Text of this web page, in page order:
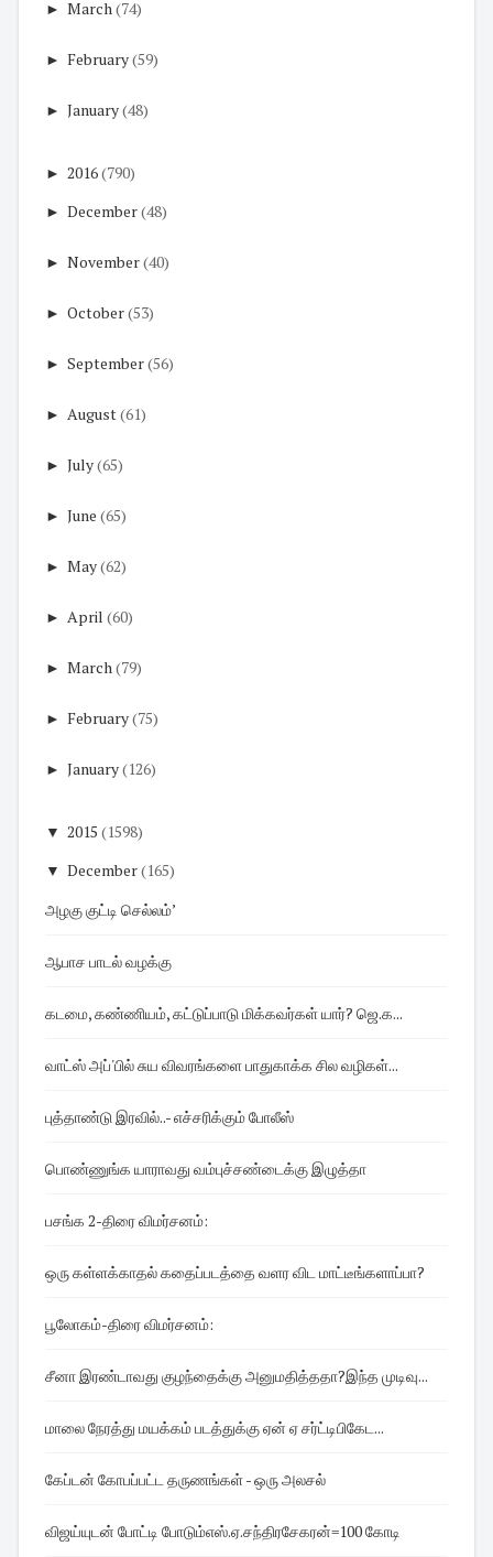
► March(74)
► February(59)
► January(48)
► 2016(790)
► December(48)
► November(40)
► October(53)
► September(56)
► August(61)
► July(65)
► June (65)
► May(62)
► April (60)
► March(79)
► February(75)
► January(126)
▼ 2015 (1598)
▼ December(165)
அழகு குட்டி செல்லம்’
ஆபாச பாடல் வழக்கு
கடமை, கண்ணியம், கட்டுப்பாடு மிக்கவர்கள் யார்? ஜெ.க...
வாட்ஸ் அப்'பில் சுய விவரங்களை பாதுகாக்க சில வழிகள்...
புத்தாண்டு இரவில்..- எச்சரிக்கும் போலீஸ்
பொண்ணுங்க யாராவது வம்புச்சண்டைக்கு இழுத்தா
பசங்க 2-திரை விமர்சனம்:
ஒரு கள்ளக்காதல் கதைப்படத்தை வளர விட மாட்டீங்களாப்பா?
பூலோகம்-திரை விமர்சனம்:
சீனா இரண்டாவது குழந்தைக்கு அனுமதித்ததா?இந்த முடிவு...
மாலை நேரத்து மயக்கம் படத்துக்கு ஏன் ஏ சர்ட்டிபிகேட...
கேப்டன் கோபப்பட்ட தருணங்கள் - ஒரு அலசல்
விஜய்யுடன் போட்டி போடும்எஸ்.ஏ.சந்திரசேகரன்=100 கோடி